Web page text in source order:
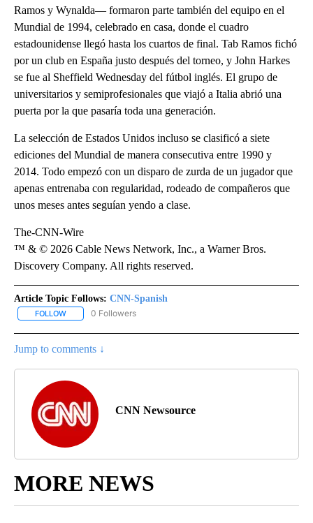
Ramos y Wynalda— formaron parte también del equipo en el
Mundial de 1994, celebrado en casa, donde el cuadro
estadounidense llegó hasta los cuartos de final. Tab Ramos fichó
por un club en España justo después del torneo, y John Harkes
se fue al Sheffield Wednesday del fútbol inglés. El grupo de
universitarios y semiprofesionales que viajó a Italia abrió una
puerta por la que pasaría toda una generación.
La selección de Estados Unidos incluso se clasificó a siete
ediciones del Mundial de manera consecutiva entre 1990 y
2014. Todo empezó con un disparo de zurda de un jugador que
apenas entrenaba con regularidad, rodeado de compañeros que
unos meses antes seguían yendo a clase.
The-CNN-Wire
™ & © 2026 Cable News Network, Inc., a Warner Bros.
Discovery Company. All rights reserved.
Article Topic Follows: CNN-Spanish
FOLLOW FOLLOW "CNN-SPANISH" TO RECEIVE NOTIFICATIONS ABOUT
0 Followers
Jump to comments ↓
CNN Newsource
MORE NEWS